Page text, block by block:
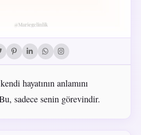
hayatının anlamını
sadece senin görevindir.